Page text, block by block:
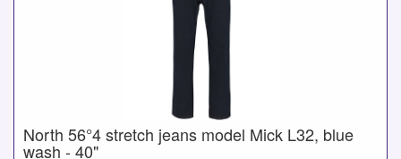
North 56°4 stretch jeans model Mick L32, blue
wash - 40"